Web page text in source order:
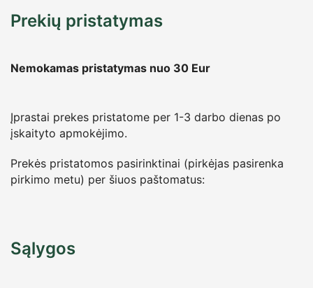
Prekių pristatymas
Nemokamas pristatymas nuo 30 Eur
Įprastai prekes pristatome per 1-3 darbo dienas po
įskaityto apmokėjimo.
Prekės pristatomos pasirinktinai (pirkėjas pasirenka
pirkimo metu) per šiuos paštomatus:
Sąlygos